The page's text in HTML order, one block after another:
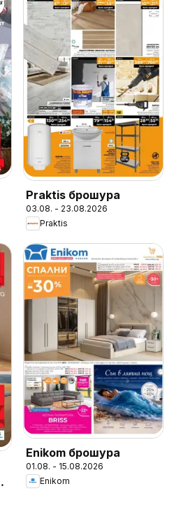
Praktis брошура
03.08. - 23.08.2026
Praktis
Enikom брошура
01.08. - 15.08.2026
Enikom